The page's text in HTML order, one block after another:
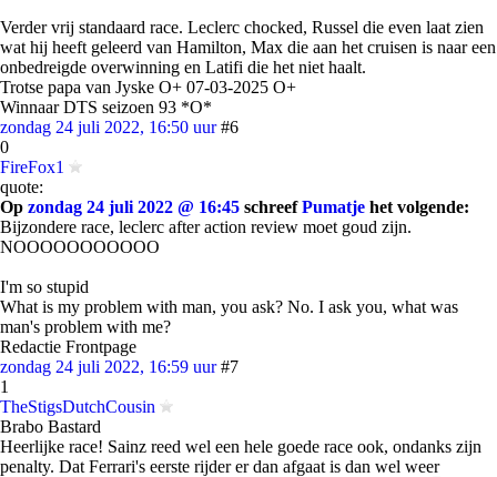
Verder vrij standaard race. Leclerc chocked, Russel die even laat zien
wat hij heeft geleerd van Hamilton, Max die aan het cruisen is naar een
onbedreigde overwinning en Latifi die het niet haalt.
Trotse papa van Jyske O+ 07-03-2025 O+
Winnaar DTS seizoen 93 *O*
zondag 24 juli 2022, 16:50 uur #6
0
FireFox1
quote:
Op zondag 24 juli 2022 @ 16:45 schreefPumatje het volgende:
Bijzondere race, leclerc after action review moet goud zijn.
NOOOOOOOOOOO
I'm so stupid
What is my problem with man, you ask? No. I ask you, what was
man's problem with me?
Redactie Frontpage
zondag 24 juli 2022, 16:59 uur #7
1
TheStigsDutchCousin
Brabo Bastard
Heerlijke race! Sainz reed wel een hele goede race ook, ondanks zijn
penalty. Dat Ferrari's eerste rijder er dan afgaat is dan wel weer